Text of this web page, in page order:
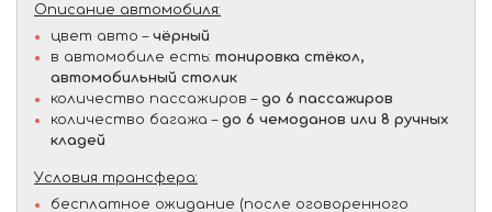
Описание автомобиля:
цвет авто – чёрный
в автомобиле есть: тонировка стёкол,
автомобильный столик
количество пассажиров – до 6 пассажиров
количество багажа – до 6 чемоданов или 8 ручных
кладей
Условия трансфера:
бесплатное ожидание (после оговоренного